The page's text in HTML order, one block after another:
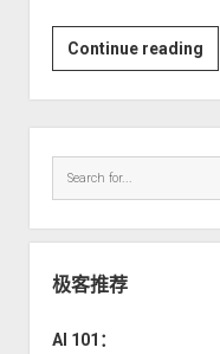
Continue readingGo
并
发
编
程
基
极客推荐
AI 101：